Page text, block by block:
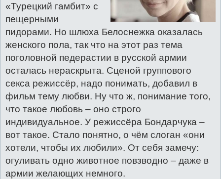
«Турецкий гамбит» с
пещерными
пидорами. Но шлюха Белоснежка оказалась
женского пола, так что на этот раз тема
поголовной педерастии в русской армии
осталась нераскрыта. Сценой группового
секса режиссёр, надо понимать, добавил в
фильм тему любви. Ну что ж, понимание того,
что такое любовь – оно строго
индивидуальное. У режиссёра Бондарчука –
вот такое. Стало понятно, о чём слоган «они
хотели, чтобы их любили». От себя замечу:
огуливать одно животное повзводно – даже в
армии желающих немного.